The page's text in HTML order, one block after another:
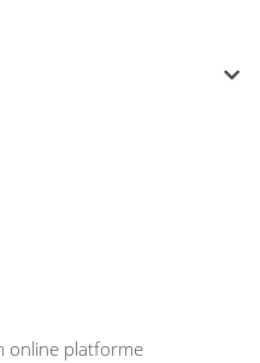
online platforme